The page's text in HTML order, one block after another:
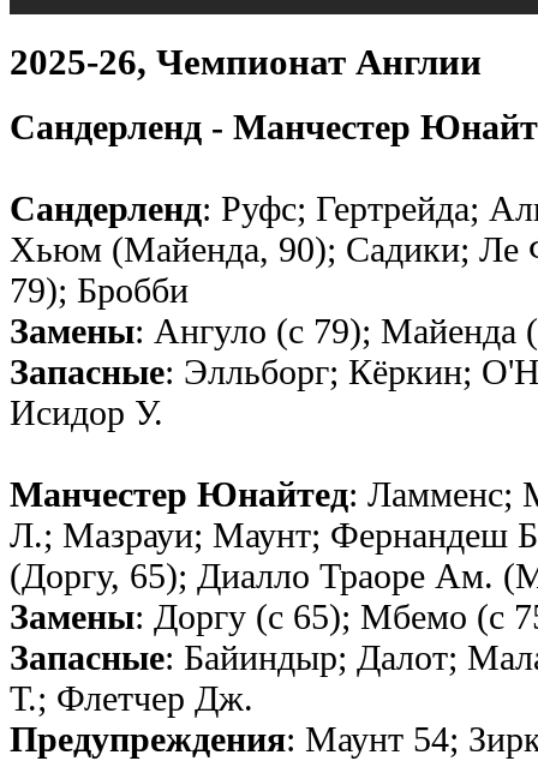
2025-26, Чемпионат Англии
Сандерленд - Манчестер
Сандерленд: Руфс; Гертрейда;
Хьюм (Майенда, 90); Садики; Ле
79); Бробби
Замены: Ангуло (с 79); Майенда
Запасные: Элльборг; Кёркин;
Исидор У.
Манчестер Юнайтед: Ламменс;
Л.; Мазрауи; Маунт; Фернандеш
(Доргу, 65); Диалло Траоре Ам.
Замены: Доргу (с 65); Мбемо (с
Запасные: Байиндыр; Далот;
Т.; Флетчер Дж.
Предупреждения: Маунт 54;